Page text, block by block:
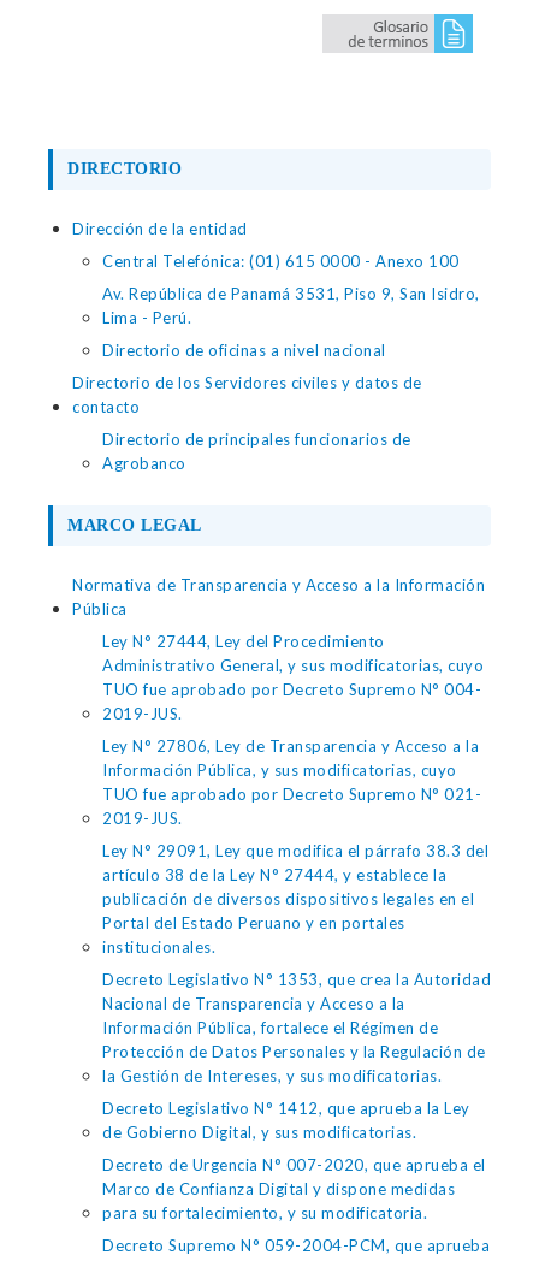
DIRECTORIO
Dirección de la entidad
Central Telefónica: (01) 615 0000 - Anexo 100
Av. República de Panamá 3531, Piso 9, San Isidro,
Lima - Perú.
Directorio de oficinas a nivel nacional
Directorio de los Servidores civiles y datos de
contacto
Directorio de principales funcionarios de
Agrobanco
MARCO LEGAL
Normativa de Transparencia y Acceso a la Información
Pública
Ley N° 27444, Ley del Procedimiento
Administrativo General, y sus modificatorias, cuyo
TUO fue aprobado por Decreto Supremo N° 004-
2019-JUS.
Ley N° 27806, Ley de Transparencia y Acceso a la
Información Pública, y sus modificatorias, cuyo
TUO fue aprobado por Decreto Supremo N° 021-
2019-JUS.
Ley N° 29091, Ley que modifica el párrafo 38.3 del
artículo 38 de la Ley N° 27444, y establece la
publicación de diversos dispositivos legales en el
Portal del Estado Peruano y en portales
institucionales.
Decreto Legislativo N° 1353, que crea la Autoridad
Nacional de Transparencia y Acceso a la
Información Pública, fortalece el Régimen de
Protección de Datos Personales y la Regulación de
la Gestión de Intereses, y sus modificatorias.
Decreto Legislativo N° 1412, que aprueba la Ley
de Gobierno Digital, y sus modificatorias.
Decreto de Urgencia N° 007-2020, que aprueba el
Marco de Confianza Digital y dispone medidas
para su fortalecimiento, y su modificatoria.
Decreto Supremo N° 059-2004-PCM, que aprueba